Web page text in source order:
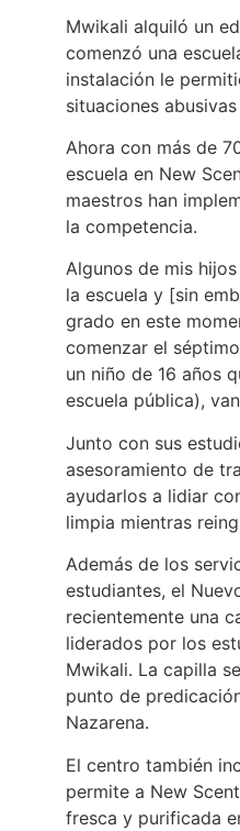
Mwikali alquiló un
comenzó una
instalación le
situaciones
Ahora con más de
escuela en New
maestros han
la competencia.
Algunos de mis
la escuela y [sin
grado en este
comenzar el
un niño de 16 años
escuela pública),
Junto con sus
asesoramiento de
ayudarlos a lidiar
limpia mientras
Además de los
estudiantes, el
recientemente una
liderados por los
Mwikali. La capilla
punto de
Nazarena.
El centro también
permite a New
fresca y purificada